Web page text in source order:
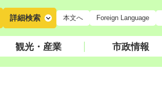
詳細検索 本文へ Foreign Language
観光・産業 市政情報